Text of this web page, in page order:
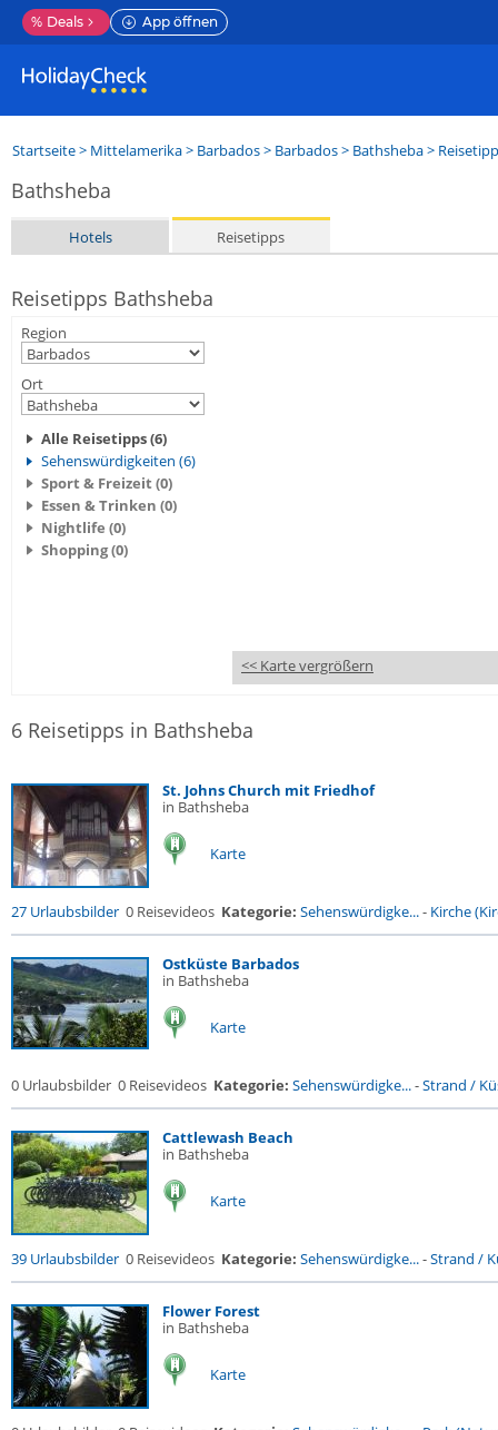
% Deals App öffnen
Startseite> Mittelamerika> Barbados> Barbados> Bathsheba>
Bathsheba
Hotels Reisetipps
Reisetipps Bathsheba
Region
Ort
Alle Reisetipps (6)
Sehenswürdigkeiten (6)
Sport & Freizeit (0)
Essen & Trinken (0)
Nightlife (0)
Shopping (0)
<< Karte vergrößern
6 Reisetipps in Bathsheba
St. Johns Church mit Friedhof
in Bathsheba
Karte
27 Urlaubsbilder 0 Reisevideos Kategorie: Sehenswürdigke...- Kirche
Ostküste Barbados
in Bathsheba
Karte
0 Urlaubsbilder 0 Reisevideos Kategorie: Sehenswürdigke...-Strand /
Cattlewash Beach
in Bathsheba
Karte
39 Urlaubsbilder 0 Reisevideos Kategorie: Sehenswürdigke...-Strand /
Flower Forest
in Bathsheba
Karte